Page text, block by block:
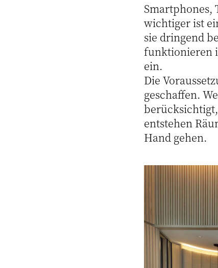
Smartphones,
wichtiger ist
sie dringend
funktionieren
ein.
Die
geschaffen.
entstehen
Hand gehen.